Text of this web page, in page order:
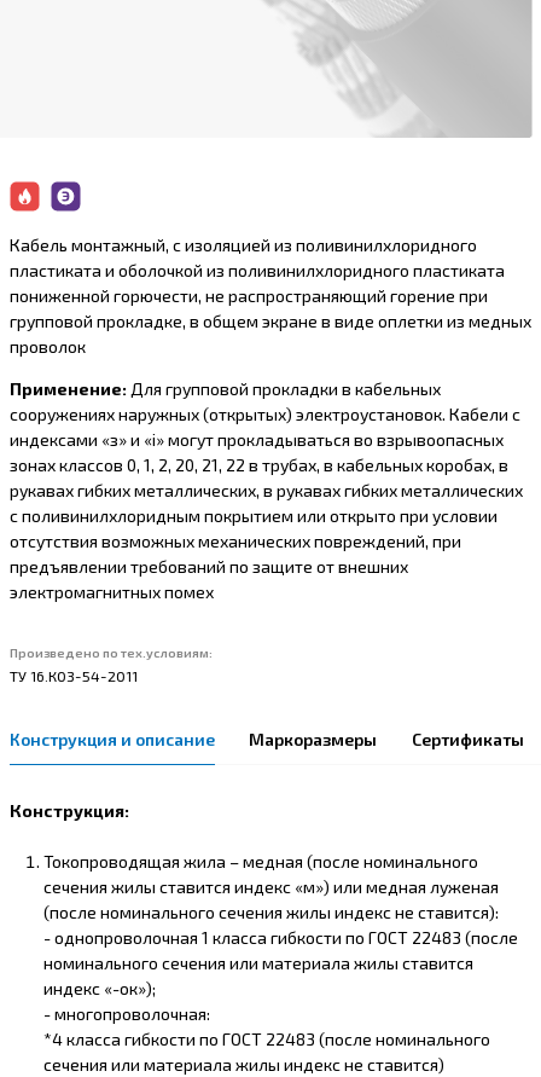
Кабель монтажный, с изоляцией из поливинилхлоридного
пластиката и оболочкой из поливинилхлоридного пластиката
пониженной горючести, не распространяющий горение при
групповой прокладке, в общем экране в виде оплетки из медных
проволок
Применение:Для групповой прокладки в кабельных
сооружениях наружных (открытых) электроустановок. Кабели с
индексами «з» и «i» могут прокладываться во взрывоопасных
зонах классов 0, 1, 2, 20, 21, 22 в трубах, в кабельных коробах, в
рукавах гибких металлических, в рукавах гибких металлических
с поливинилхлоридным покрытием или открыто при условии
отсутствия возможных механических повреждений, при
предъявлении требований по защите от внешних
электромагнитных помех
Произведено по тех.условиям:
ТУ 16.К03-54-2011
Конструкция и описание Маркоразмеры Сертификаты
Конструкция:
Токопроводящая жила – медная (после номинального
сечения жилы ставится индекс «м») или медная луженая
(после номинального сечения жилы индекс не ставится):
- однопроволочная 1 класса гибкости по ГОСТ 22483 (после
номинального сечения или материала жилы ставится
индекс «-ок»);
- многопроволочная:
*4 класса гибкости по ГОСТ 22483 (после номинального
сечения или материала жилы индекс не ставится)